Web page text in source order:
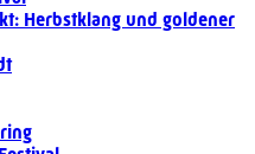
Herbstklang und goldener